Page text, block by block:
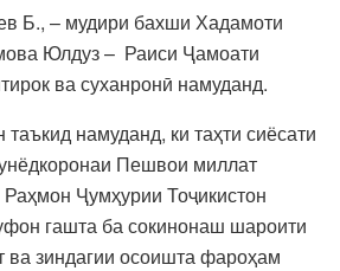
Б., – мудири бахши Хадамоти
Юлдуз – Раиси Ҷамоати
ва суханронӣ намуданд.
намуданд, ки таҳти сиёсати
Пешвои миллат
Ҷумҳурии Тоҷикистон
гашта ба сокинонаш шароити
ва зиндагии осоишта фароҳам